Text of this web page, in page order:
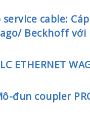
service cable:
Beckhoff với
ETHERNET
đun coupler